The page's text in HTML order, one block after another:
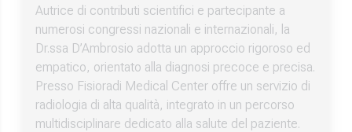
Autrice di contributi scientifici e partecipante a
numerosi congressi nazionali e internazionali, la
Dr.ssa D’Ambrosio adotta un approccio rigoroso ed
empatico, orientato alla diagnosi precoce e precisa.
Presso Fisioradi Medical Center offre un servizio di
radiologia di alta qualità, integrato in un percorso
multidisciplinare dedicato alla salute del paziente.